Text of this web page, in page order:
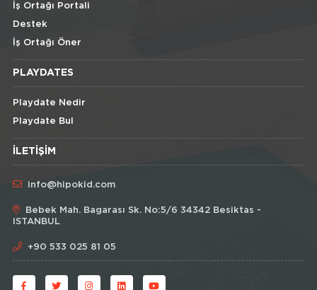
İş Ortağı Portali
Destek
İş Ortağı Öner
PLAYDATES
Playdate Nedir
Playdate Bul
İLETIŞIM
info@hipokid.com
Bebek Mah. Bagarası Sk. No:5/6 34342 Besiktas -
ISTANBUL
+90 533 025 81 05